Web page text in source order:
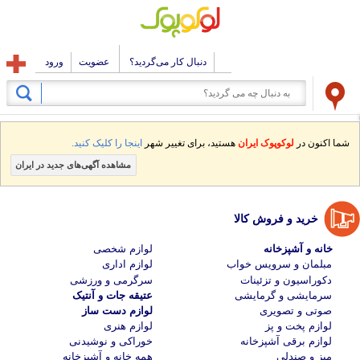
دنبال کار می‌گردید؟ عضویت ورود
شما اکنون در لوکوپوک ایران هستید، برای تغییر شهر اینجا را کلیک کنید.
مشاهده آگهی‌های جدید در ایران
خرید و فروش کالا
خانه و آشپزخانه
مبلمان و سرویس خواب
دکوراسیون و تزئینات
سرمایشی و گرمایشی
صوتی و تصویری
لوازم پخت و پز
لوازم برقی آشپزخانه
میز و صندلی
لوازم شخصی
لوازم اداری
سرگرمی و ورزشی
عتیقه جات و آنتیک
لوازم دست ساز
لوازم هنری
خوراکی و نوشیدنی
همه خانه و آشپزخانه